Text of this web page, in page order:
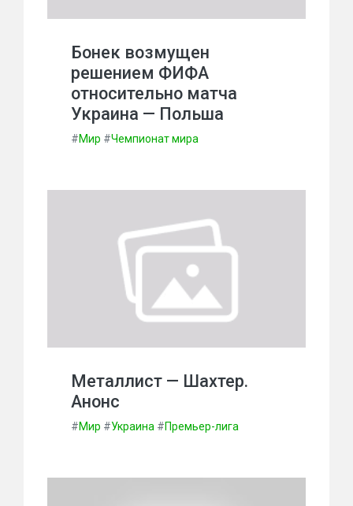
Бонек возмущен
решением ФИФА
относительно матча
Украина — Польша
#Мир #Чемпионат мира
Металлист — Шахтер.
Анонс
#Мир #Украина #Премьер-лига